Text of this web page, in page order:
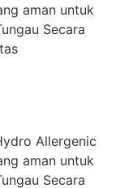
aman untuk
Secara
Allergenic
aman untuk
Secara